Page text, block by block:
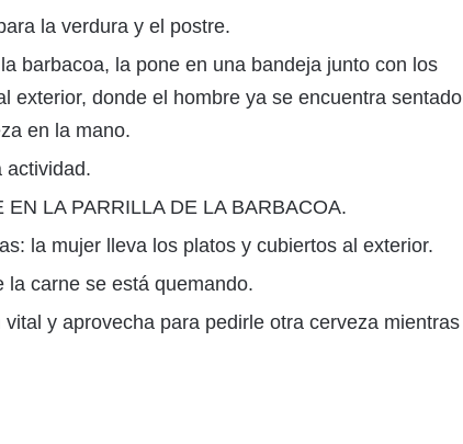
la verdura y el postre.
barbacoa, la pone en una bandeja junto con los
exterior, donde el hombre ya se encuentra sentado
en la mano.
actividad.
LA PARRILLA DE LA BARBACOA.
la mujer lleva los platos y cubiertos al exterior.
la carne se está quemando.
y aprovecha para pedirle otra cerveza mientras